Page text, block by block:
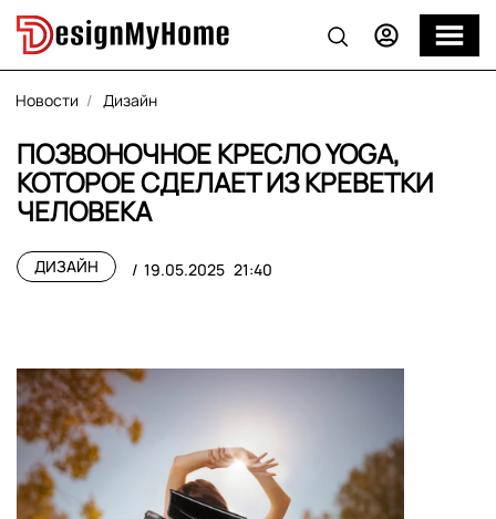
Новости Дизайн
ПОЗВОНОЧНОЕ КРЕСЛО YOGA,
КОТОРОЕ СДЕЛАЕТ ИЗ КРЕВЕТКИ
ЧЕЛОВЕКА
ДИЗАЙН 19.05.2025 21:40